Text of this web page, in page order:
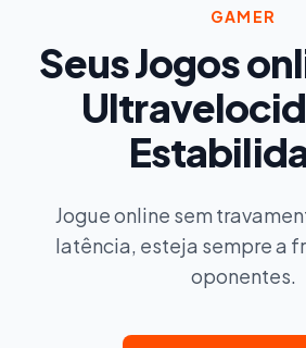
GAMER
Seus Jogos
Jogue online sem
latência, esteja sempre a
oponentes.